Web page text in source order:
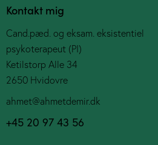
Kontakt mig
Cand.pæd. og eksam. eksistentiel
psykoterapeut (PI)
Ketilstorp Alle 34
2650 Hvidovre
ahmet@ahmetdemir.dk
+45 20 97 43 56